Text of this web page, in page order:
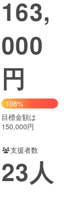
ゲーム・サ
Creation
ミュニティ
163,
000
円
108%
目標金額は
150,000円
支援者数
23人